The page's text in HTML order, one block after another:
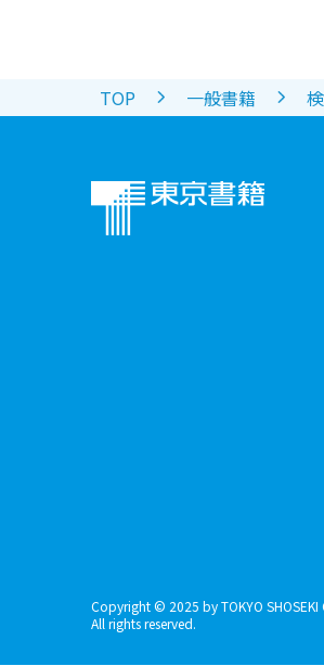
TOP 一般書籍
Copyright © 2025 by TOKYO SHOSEKI
All rights reserved.